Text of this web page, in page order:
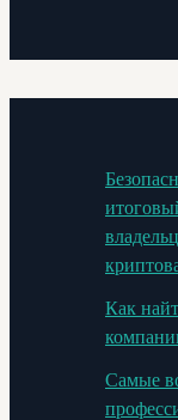
Как
Самые